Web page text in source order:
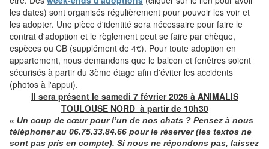
les dates) sont organisés régulièrement pour pouvoir les voir et
les adopter. Une pièce d'identité sera nécessaire pour faire le
contrat d'adoption et le règlement peut se faire par chèque,
espèces ou CB (supplément de 4€). Pour toute adoption en
appartement, nous demandons que le balcon et fenêtres soient
sécurisés à partir du 3ème étage afin d'éviter les accidents
(photos à l'appui).
Il sera présent le samedi 7 février 2026 à ANIMALIS
TOULOUSE NORD à partir de 10h30
« Un coup de cœur pour l’un de nos chats ? Pensez à nous
téléphonerau 06.75.33.84.66 pour le réserver (les textos ne
sont pas pris en compte). Si nous ne répondons pas, laissez